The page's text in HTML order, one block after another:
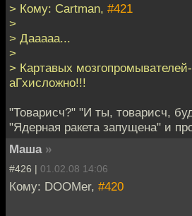
> Кому: Cartman, #421
>
> Дааааа...
>
> Картавых
аГхисложно!!!
"Товарисч?" "И ты, товарисч,
"Ядерная ракета запущена" и
Маша »
#426 | 01.02.08 14:06
Кому: DOOMer, #420